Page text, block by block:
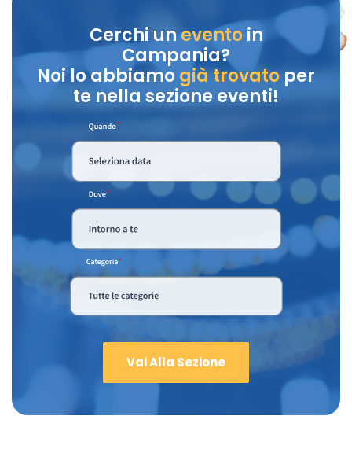
Cerchi unevento in
Campania?
Noi lo abbiamo già trovatoper
te nella sezione eventi!
Vai Alla Sezione